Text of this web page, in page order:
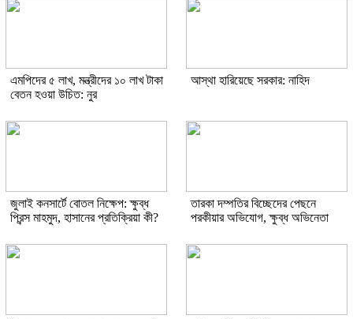
এমপিদের ৫ লাখ, মন্ত্রীদের ১০ লাখ টাকা
বেতন হওয়া উচিত: নুর
আস্থা হারিয়েছে সরকার: নাহিদ
জুলাই কনসার্টে বোতল নিক্ষেপ: ক্ষুব্ধ
প্রিন্স মাহমুদ, হাসানের প্রতিক্রিয়া কী?
তারকা দম্পতির বিচ্ছেদের পেছনে
পরকীয়ার অভিযোগ, ক্ষুব্ধ অভিনেতা